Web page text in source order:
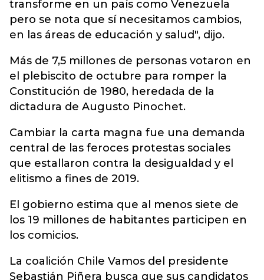
transforme en un país como Venezuela
pero se nota que sí necesitamos cambios,
en las áreas de educación y salud", dijo.
Más de 7,5 millones de personas votaron en
el plebiscito de octubre para romper la
Constitución de 1980, heredada de la
dictadura de Augusto Pinochet.
Cambiar la carta magna fue una demanda
central de las feroces protestas sociales
que estallaron contra la desigualdad y el
elitismo a fines de 2019.
El gobierno estima que al menos siete de
los 19 millones de habitantes participen en
los comicios.
La coalición Chile Vamos del presidente
Sebastián Piñera busca que sus candidatos